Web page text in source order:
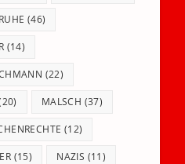
(46)
(14)
(22)
MALSCH (37)
(12)
(15) NAZIS (11)